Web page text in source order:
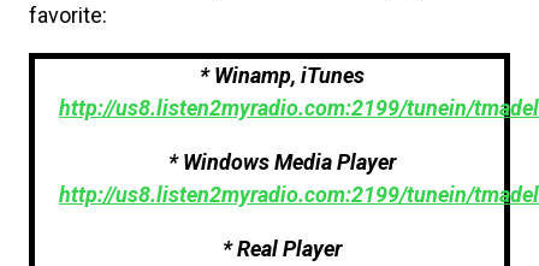
favorite:
* Winamp, iTunes
http://us8.listen2myradio.com:2199/tunein/
* Windows Media Player
http://us8.listen2myradio.com:2199/tunein/
* Real Player